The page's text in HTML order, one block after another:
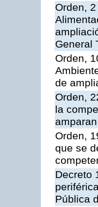
Orden,
General
Orden,
de
Orden,
la
Orden,
que se
Decreto
Pública